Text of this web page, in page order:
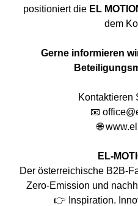
positioniert die EL
dem
Gerne informieren
Kontaktieren
📧
🌐
EL-
Der österreichische B2B-
Zero-Emission und
👉 Inspiration.